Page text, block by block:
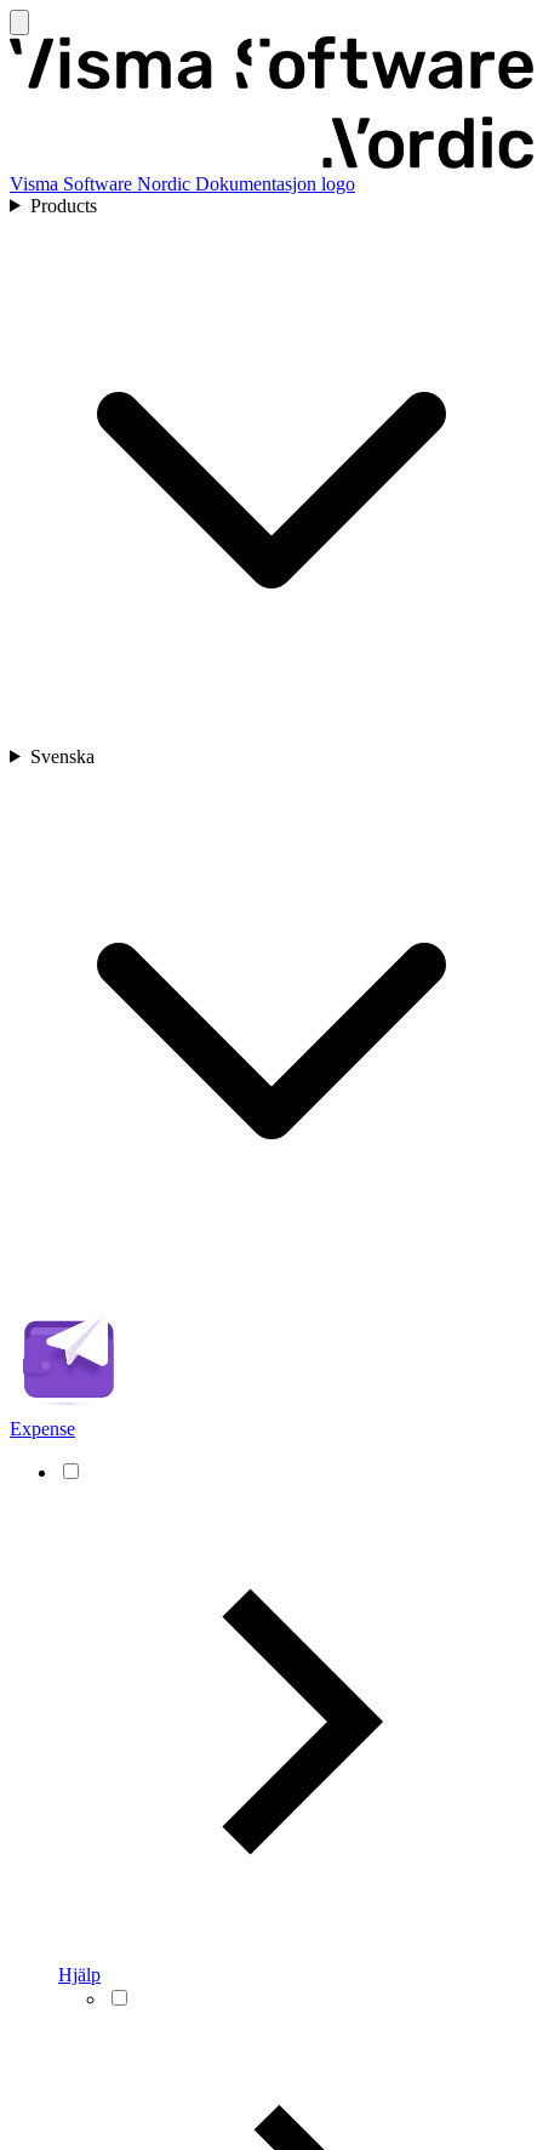
Visma Software Nordic Dokumentasjon logo
Products
Svenska
Expense
Hjälp